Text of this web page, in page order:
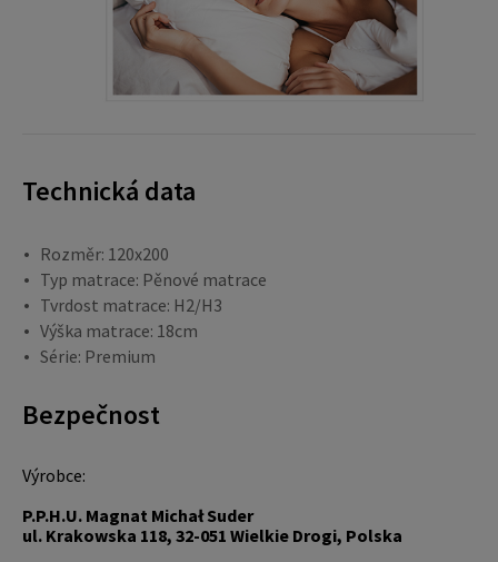
Technická data
Rozměr: 120x200
Typ matrace: Pěnové matrace
Tvrdost matrace: H2/H3
Výška matrace: 18cm
Série: Premium
Bezpečnost
Výrobce:
P.P.H.U. Magnat Michał Suder
ul. Krakowska 118, 32-051 Wielkie Drogi, Polska